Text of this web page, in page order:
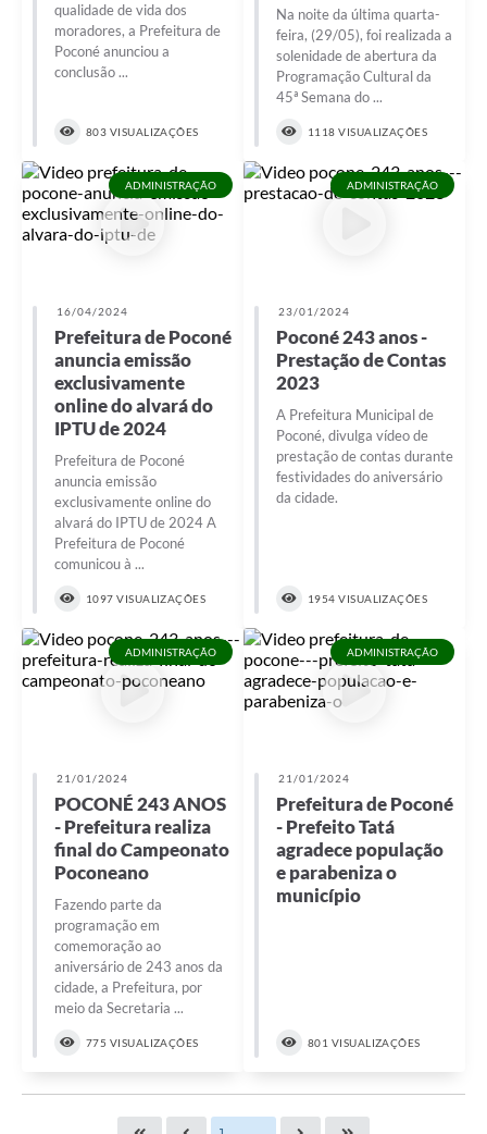
qualidade de vida dos
moradores, a Prefeitura de
Poconé anunciou a
conclusão ...
803 VISUALIZAÇÕES
Na noite da última quarta-
feira, (29/05), foi realizada a
solenidade de abertura da
Programação Cultural da
45ª Semana do ...
1118 VISUALIZAÇÕES
ADMINISTRAÇÃO
16/04/2024
Prefeitura de Poconé
anuncia emissão
exclusivamente
online do alvará do
IPTU de 2024
Prefeitura de Poconé
anuncia emissão
exclusivamente online do
alvará do IPTU de 2024 A
Prefeitura de Poconé
comunicou à ...
1097 VISUALIZAÇÕES
ADMINISTRAÇÃO
23/01/2024
Poconé 243 anos -
Prestação de Contas
2023
A Prefeitura Municipal de
Poconé, divulga vídeo de
prestação de contas durante
festividades do aniversário
da cidade.
1954 VISUALIZAÇÕES
ADMINISTRAÇÃO
21/01/2024
POCONÉ 243 ANOS
- Prefeitura realiza
final do Campeonato
Poconeano
Fazendo parte da
programação em
comemoração ao
aniversário de 243 anos da
cidade, a Prefeitura, por
meio da Secretaria ...
775 VISUALIZAÇÕES
ADMINISTRAÇÃO
21/01/2024
Prefeitura de Poconé
- Prefeito Tatá
agradece população
e parabeniza o
município
801 VISUALIZAÇÕES